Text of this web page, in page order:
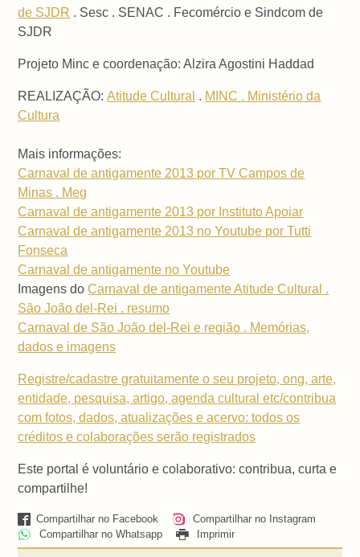
de SJDR . Sesc . SENAC . Fecomércio e Sindcom de
SJDR
Projeto Minc e coordenação: Alzira Agostini Haddad
REALIZAÇÃO:Atitude Cultural . MINC . Ministério da
Cultura
Mais informações:
Carnaval de antigamente 2013 por TV Campos de
Minas . Meg
Carnaval de antigamente 2013 por Instituto Apoiar
Carnaval de antigamente 2013 no Youtube por Tutti
Fonseca
Carnaval de antigamente no Youtube
Imagens doCarnaval de antigamente Atitude Cultural .
São João del-Rei . resumo
Carnaval de São João del-Rei e região . Memórias,
dados e imagens
Registre/cadastre gratuitamente o seu projeto, ong, arte,
entidade, pesquisa, artigo, agenda cultural etc/contribua
com fotos, dados, atualizações e acervo: todos os
créditos e colaborações serão registrados
Este portal é voluntário e colaborativo: contribua, curta e
compartilhe!
Compartilhar no Facebook
Compartilhar no Instagram
Compartilhar no Whatsapp
Imprimir